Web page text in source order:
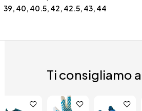
39, 40, 40.5, 42, 42.5, 43, 44
Ti consigliamo